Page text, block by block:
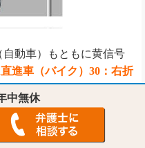
動車）もともに黄信号
進車（バイク）30：右折
中無休